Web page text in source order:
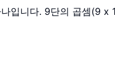
입니다. 9단의 곱셈(9 x